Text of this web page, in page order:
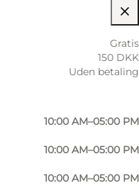
10:00 AM–05:00 PM
10:00 AM–05:00 PM
10:00 AM–05:00 PM
10:00 AM–05:00 PM
10:00 AM–05:00 PM
Gratis
150 DKK
Uden betaling